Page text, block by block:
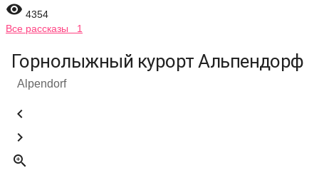
 4354
Все рассказы 1
Горнолыжный курорт Альпендорф
Alpendorf


